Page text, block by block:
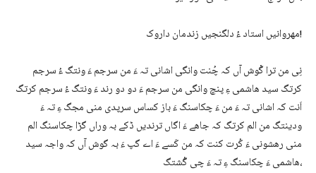
مھروانیں استاد ءُ دلگنجیں زندمان داروک!
نِی من ترا گْوش آں کہ چُنت وانگی اشانی تہ ءَ من سرجم ءَ ونتگ ءُ سرجم
کرتگ سید ھاشمی ءِ پنچ وانگی من سرجم ءَ دو دو رند ءَ ونتگ ءُ سرجم کرتگ
اَنت کہ اشانی تہ ءَ من ءَ چکاسنگ ءَ باز کساس سرپدی منی مجگ ءِ تہ ءَ
ودینتگ من الم کرتگ کہ جاھے ءَ اگاں ترندیں ڈکے بہ وراں گڑا چکاسنگ الم
منی رھشونی ءَ کُرت کنت کہ من کَسے ءَ اے گپ ءَ بہ گوش آں کہ واجہ سید
ھاشمی ءَ چکاسنگ ءِ تہ ءَ چی گُشتگ،